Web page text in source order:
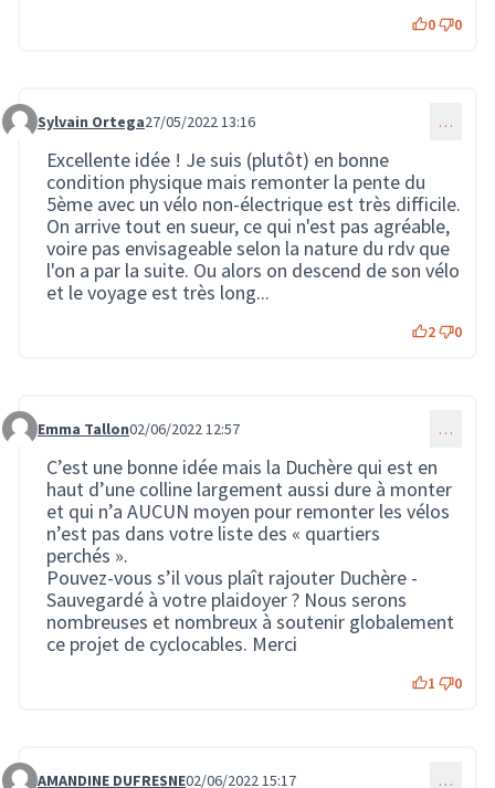
0 0
Commentaire 1099
Sylvain Ortega27/05/2022 13:16 …
Excellente idée ! Je suis (plutôt) en bonne
condition physique mais remonter la pente du
5ème avec un vélo non-électrique est très difficile.
On arrive tout en sueur, ce qui n'est pas agréable,
voire pas envisageable selon la nature du rdv que
l'on a par la suite. Ou alors on descend de son vélo
et le voyage est très long...
2 0
Commentaire 1160
Emma Tallon02/06/2022 12:57 …
C’est une bonne idée mais la Duchère qui est en
haut d’une colline largement aussi dure à monter
et qui n’a AUCUN moyen pour remonter les vélos
n’est pas dans votre liste des « quartiers
perchés ».
Pouvez-vous s’il vous plaît rajouter Duchère -
Sauvegardé à votre plaidoyer ? Nous serons
nombreuses et nombreux à soutenir globalement
ce projet de cyclocables. Merci
1 0
AMANDINE DUFRESNE02/06/2022 15:17 …